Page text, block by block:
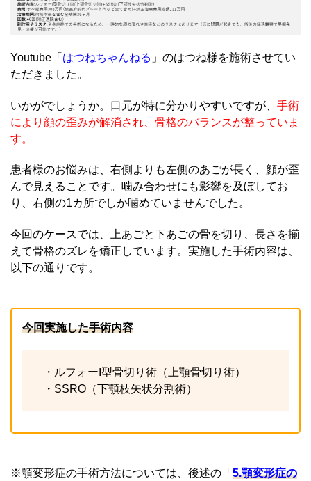
Youtube「 はつねちゃんねる 」のはつね様を施術させてい
ただきました。
いかがでしょうか。口元が特に分かりやすいですが、 手術
により顔の歪みが解消され、骨格のバランスが整っていま
す。
患者様のお悩みは、右側よりも左側のあごが長く、顔が歪
んで見えることです。噛み合わせにも影響を及ぼしてお
り、右側の1カ所でしか噛めていませんでした。
今回のケースでは、上あごと下あごの骨を切り、長さを揃
えて骨格のズレを矯正しています。実施した手術内容は、
以下の通りです。
今回実施した手術内容
・ルフォーI型骨切り術（上顎骨切り術）
・SSRO（下顎枝矢状分割術）
※顎変形症の手術方法については、後述の「 5.顎変形症の